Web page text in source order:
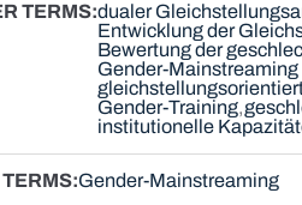
TERMS dualer
Entwicklung der
Bewertung der
Gender-
Gender-Training
institutionelle
Gender-Mainstreaming